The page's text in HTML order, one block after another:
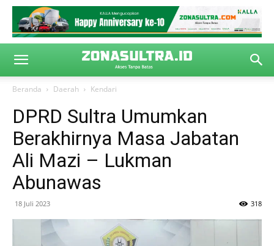
Beranda Daerah Kendari
DPRD Sultra Umumkan
Berakhirnya Masa Jabatan
Ali Mazi – Lukman
Abunawas
18 Juli 2023 318